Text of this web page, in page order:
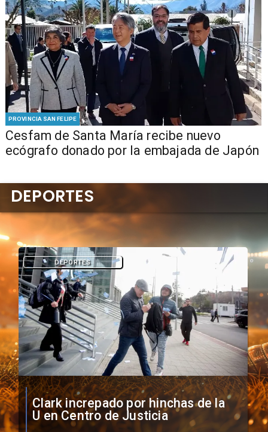
PROVINCIA SAN FELIPE
Cesfam de Santa María recibe nuevo
ecógrafo donado por la embajada de Japón
Vozinha firma contrato con Colo
Colo como nuevo arquero
DEPORTES
DEPORTES